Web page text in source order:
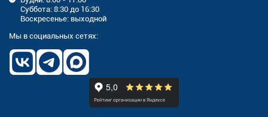
Суббота: 8:30 до 16:30
Воскресенье: выходной
Мы в социальных сетях: